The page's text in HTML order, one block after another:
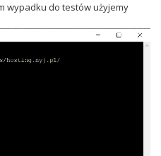
wypadku do testów użyjemy